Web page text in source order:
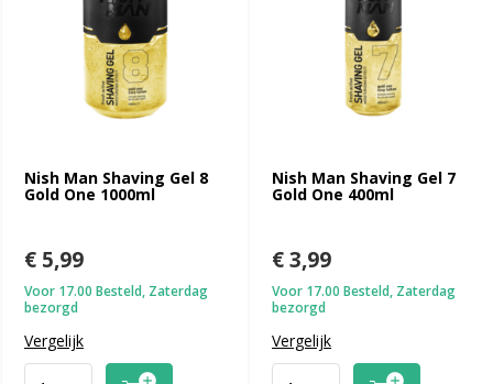
Nish Man Shaving Gel 8
Gold One 1000ml
€ 5,99
Voor 17.00 Besteld, Zaterdag
bezorgd
Vergelijk
Nish Man Shaving Gel 7
Gold One 400ml
€ 3,99
Voor 17.00 Besteld, Zaterdag
bezorgd
Vergelijk